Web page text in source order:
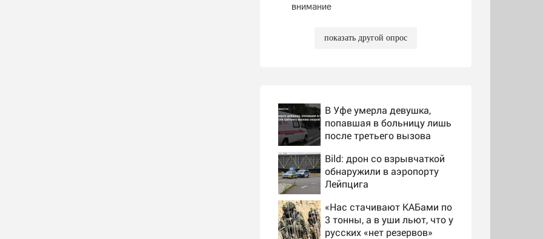
внимание
показать другой опрос
В Уфе умерла девушка,
попавшая в больницу лишь
после третьего вызова
Bild: дрон со взрывчаткой
обнаружили в аэропорту
Лейпцига
«Нас стачивают КАБами по
3 тонны, а в уши льют, что у
русских «нет резервов»